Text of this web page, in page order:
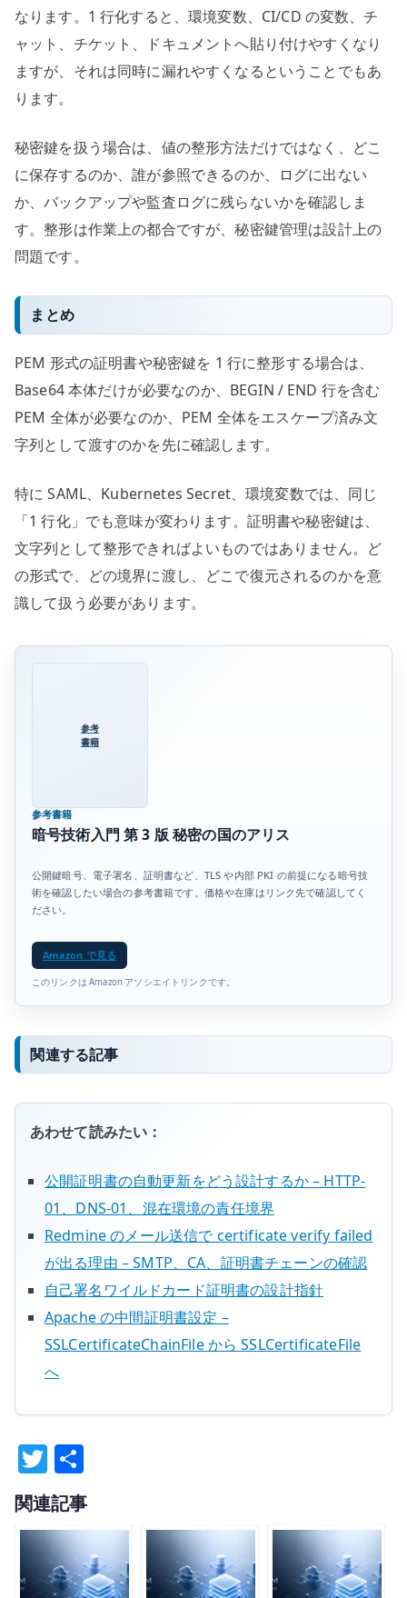
なります。1 行化すると、環境変数、CI/CD の変数、チ
ャット、チケット、ドキュメントへ貼り付けやすくなり
ますが、それは同時に漏れやすくなるということでもあ
ります。
秘密鍵を扱う場合は、値の整形方法だけではなく、どこ
に保存するのか、誰が参照できるのか、ログに出ない
か、バックアップや監査ログに残らないかを確認しま
す。整形は作業上の都合ですが、秘密鍵管理は設計上の
問題です。
まとめ
PEM 形式の証明書や秘密鍵を 1 行に整形する場合は、
Base64 本体だけが必要なのか、BEGIN / END 行を含む
PEM 全体が必要なのか、PEM 全体をエスケープ済み文
字列として渡すのかを先に確認します。
特に SAML、Kubernetes Secret、環境変数では、同じ
「1 行化」でも意味が変わります。証明書や秘密鍵は、
文字列として整形できればよいものではありません。ど
の形式で、どの境界に渡し、どこで復元されるのかを意
識して扱う必要があります。
参考
書籍
参考書籍
暗号技術入門 第 3 版 秘密の国のアリス
公開鍵暗号、電子署名、証明書など、TLS や内部 PKI の前提になる暗号技
術を確認したい場合の参考書籍です。価格や在庫はリンク先で確認してく
ださい。
Amazon で見る
このリンクは Amazon アソシエイトリンクです。
関連する記事
あわせて読みたい：
公開証明書の自動更新をどう設計するか – HTTP-
01、DNS-01、混在環境の責任境界
Redmine のメール送信で certificate verify failed
が出る理由 – SMTP、CA、証明書チェーンの確認
自己署名ワイルドカード証明書の設計指針
Apache の中間証明書設定 –
SSLCertificateChainFile から SSLCertificateFile
へ
T
w
it
te
r
有
関連記事